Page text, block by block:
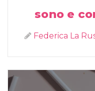
sono e
Federica La